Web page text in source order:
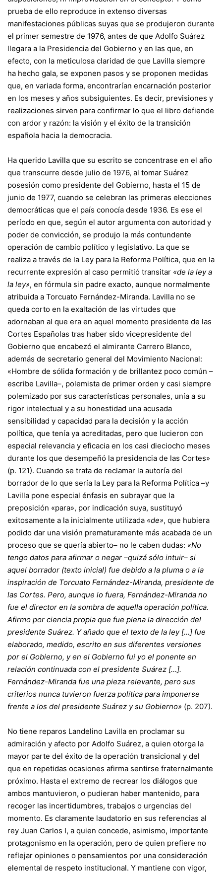
prueba de ello reproduce in extenso diversas
manifestaciones públicas suyas que se produjeron durante
el primer semestre de 1976, antes de que Adolfo Suárez
llegara a la Presidencia del Gobierno y en las que, en
efecto, con la meticulosa claridad de que Lavilla siempre
ha hecho gala, se exponen pasos y se proponen medidas
que, en variada forma, encontrarían encarnación posterior
en los meses y años subsiguientes. Es decir, previsiones y
realizaciones sirven para confirmar lo que el libro defiende
con ardor y razón: la visión y el éxito de la transición
española hacia la democracia.
Ha querido Lavilla que su escrito se concentrase en el año
que transcurre desde julio de 1976, al tomar Suárez
posesión como presidente del Gobierno, hasta el 15 de
junio de 1977, cuando se celebran las primeras elecciones
democráticas que el país conocía desde 1936. Es ese el
período en que, según el autor argumenta con autoridad y
poder de convicción, se produjo la más contundente
operación de cambio político y legislativo. La que se
realiza a través de la Ley para la Reforma Política, que en la
recurrente expresión al caso permitió transitar «de la ley a
la ley», en fórmula sin padre exacto, aunque normalmente
atribuida a Torcuato Fernández-Miranda. Lavilla no se
queda corto en la exaltación de las virtudes que
adornaban al que era en aquel momento presidente de las
Cortes Españolas tras haber sido vicepresidente del
Gobierno que encabezó el almirante Carrero Blanco,
además de secretario general del Movimiento Nacional:
«Hombre de sólida formación y de brillantez poco común –
escribe Lavilla–, polemista de primer orden y casi siempre
polemizado por sus características personales, unía a su
rigor intelectual y a su honestidad una acusada
sensibilidad y capacidad para la decisión y la acción
política, que tenía ya acreditadas, pero que lucieron con
especial relevancia y eficacia en los casi dieciocho meses
durante los que desempeñó la presidencia de las Cortes»
(p. 121). Cuando se trata de reclamar la autoría del
borrador de lo que sería la Ley para la Reforma Política –y
Lavilla pone especial énfasis en subrayar que la
preposición «para», por indicación suya, sustituyó
exitosamente a la inicialmente utilizada «de», que hubiera
podido dar una visión prematuramente más acabada de un
proceso que se quería abierto– no le caben dudas: «No
tengo datos para afirmar o negar –quizá sólo intuir– si
aquel borrador (texto inicial) fue debido a la pluma o a la
inspiración de Torcuato Fernández-Miranda, presidente de
las Cortes. Pero, aunque lo fuera, Fernández-Miranda no
fue el director en la sombra de aquella operación política.
Afirmo por ciencia propia que fue plena la dirección del
presidente Suárez. Y añado que el texto de la ley […] fue
elaborado, medido, escrito en sus diferentes versiones
por el Gobierno, y en el Gobierno fui yo el ponente en
relación continuada con el presidente Suárez […].
Fernández-Miranda fue una pieza relevante, pero sus
criterios nunca tuvieron fuerza política para imponerse
frente a los del presidente Suárez y su Gobierno» (p. 207).
No tiene reparos Landelino Lavilla en proclamar su
admiración y afecto por Adolfo Suárez, a quien otorga la
mayor parte del éxito de la operación transicional y del
que en repetidas ocasiones afirma sentirse fraternalmente
próximo. Hasta el extremo de recrear los diálogos que
ambos mantuvieron, o pudieran haber mantenido, para
recoger las incertidumbres, trabajos o urgencias del
momento. Es claramente laudatorio en sus referencias al
rey Juan Carlos I, a quien concede, asimismo, importante
protagonismo en la operación, pero de quien prefiere no
reflejar opiniones o pensamientos por una consideración
elemental de respeto institucional. Y mantiene con vigor,